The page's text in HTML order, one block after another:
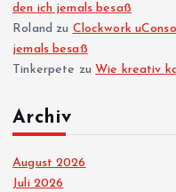
den ich jemals besaß
Roland zu Clockwork
jemals besaß
Tinkerpete zu Wie kreativ
Archiv
August 2026
Juli 2026